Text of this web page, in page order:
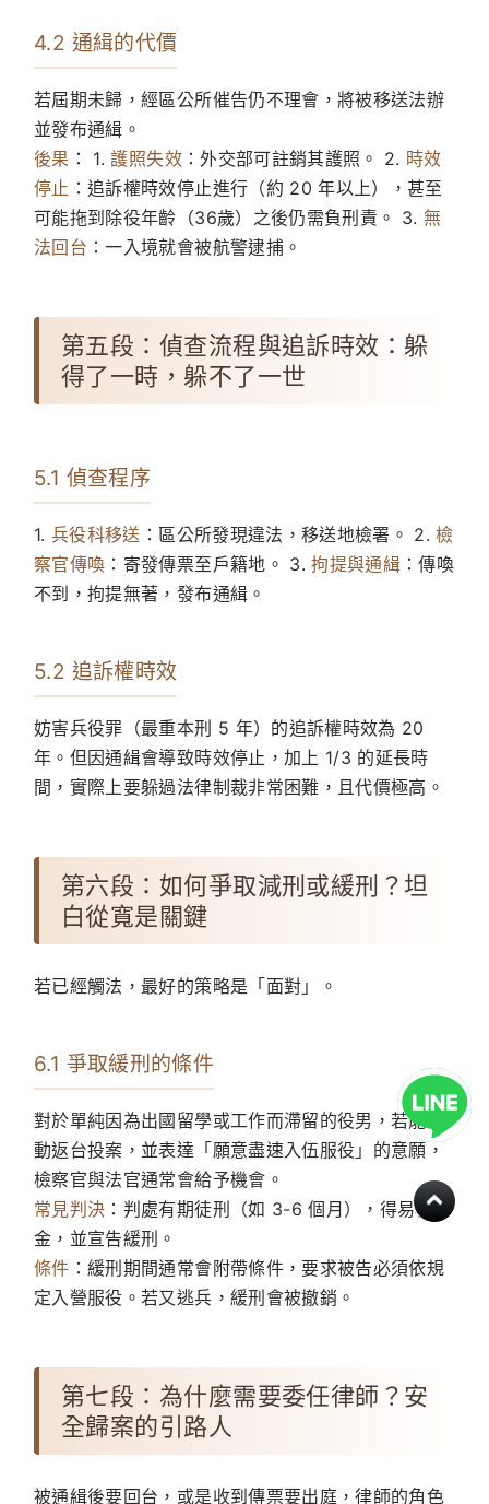
4.2 通緝的代價
若屆期未歸，經區公所催告仍不理會，將被移送法辦
並發布通緝。
後果 ： 1.護照失效：外交部可註銷其護照。 2. 時效
停止 ：追訴權時效停止進行（約 20 年以上），甚至
可能拖到除役年齡（36歲）之後仍需負刑責。 3. 無
法回台 ：一入境就會被航警逮捕。
第五段：偵查流程與追訴時效：躲
得了一時，躲不了一世
5.1 偵查程序
1.兵役科移送 ：區公所發現違法，移送地檢署。 2.檢
察官傳喚 ：寄發傳票至戶籍地。 3.拘提與通緝 ：傳喚
不到，拘提無著，發布通緝。
5.2 追訴權時效
妨害兵役罪（最重本刑 5 年）的追訴權時效為 20
年。但因通緝會導致時效停止，加上 1/3 的延長時
間，實際上要躲過法律制裁非常困難，且代價極高。
第六段：如何爭取減刑或緩刑？坦
白從寬是關鍵
若已經觸法，最好的策略是「面對」。
6.1 爭取緩刑的條件
對於單純因為出國留學或工作而滯留的役男，若能主
動返台投案，並表達「願意盡速入伍服役」的意願，
檢察官與法官通常會給予機會。
常見判決 ：判處有期徒刑（如 3-6 個月），得易科罰
金，並宣告緩刑。
條件 ：緩刑期間通常會附帶條件，要求被告必須依規
定入營服役。若又逃兵，緩刑會被撤銷。
第七段：為什麼需要委任律師？安
全歸案的引路人
被通緝後要回台，或是收到傳票要出庭，律師的角色